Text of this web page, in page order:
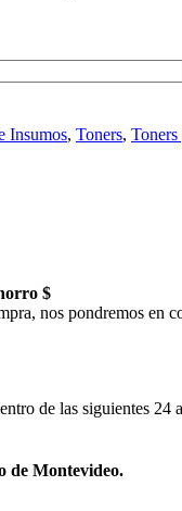
Insumos, Toners,
$
nos pondremos en
de las siguientes 24
de Montevideo.